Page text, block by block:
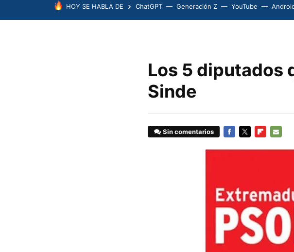
HOY SE HABLA DE ChatGPT Generación Z YouTube
Los 5 diputados
Sinde
Sin comentarios